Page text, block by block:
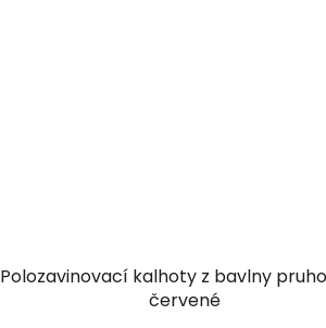
Polozavinovací kalhoty z bavlny
červené